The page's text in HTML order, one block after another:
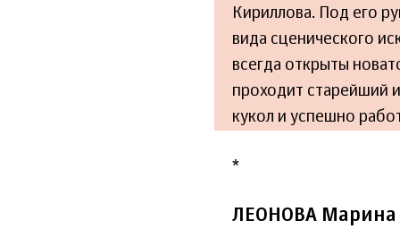
Кириллова. Под его
вида сценического
всегда открыты
проходит старейший
кукол и успешно
*
ЛЕОНОВА Марина